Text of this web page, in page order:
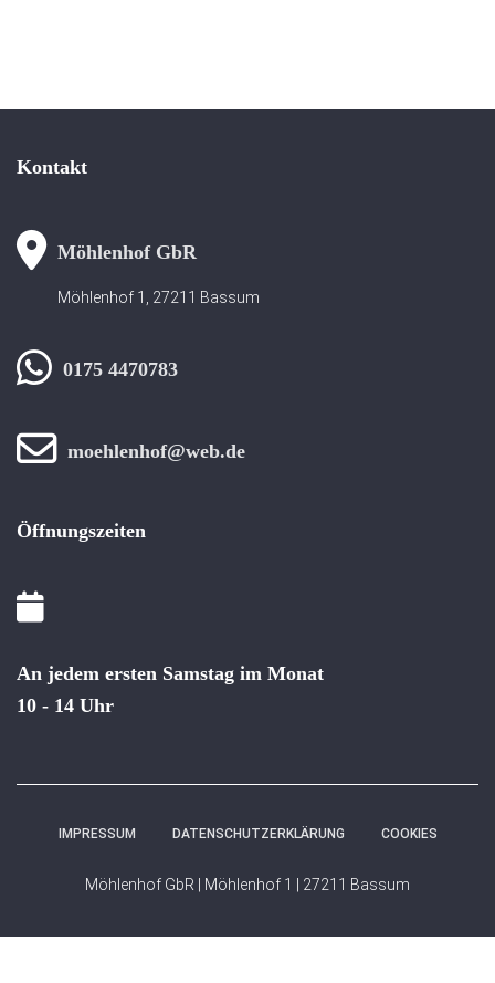
Kontakt
Möhlenhof GbR
Möhlenhof 1, 27211 Bassum
0175 4470783
moehlenhof@web.de
Öffnungszeiten
An jedem ersten Samstag im Monat
10 - 14 Uhr
IMPRESSUM DATENSCHUTZERKLÄRUNG COOKIES
Möhlenhof GbR | Möhlenhof 1 | 27211 Bassum